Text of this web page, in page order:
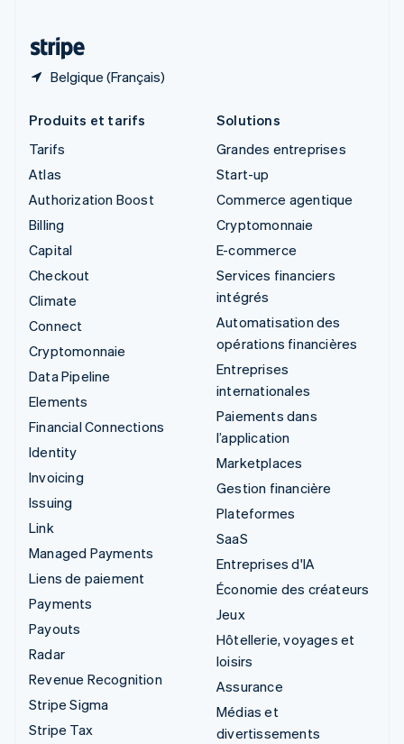
Belgique (Français)
Produits et tarifs
Tarifs
Atlas
Authorization Boost
Billing
Capital
Checkout
Climate
Connect
Cryptomonnaie
Data Pipeline
Elements
Financial Connections
Identity
Invoicing
Issuing
Link
Managed Payments
Liens de paiement
Payments
Payouts
Radar
Revenue Recognition
Stripe Sigma
Stripe Tax
Solutions
Grandes entreprises
Start-up
Commerce agentique
Cryptomonnaie
E-commerce
Services financiers
intégrés
Automatisation des
opérations financières
Entreprises
internationales
Paiements dans
l’application
Marketplaces
Gestion financière
Plateformes
SaaS
Entreprises d'IA
Économie des créateurs
Jeux
Hôtellerie, voyages et
loisirs
Assurance
Médias et
divertissements